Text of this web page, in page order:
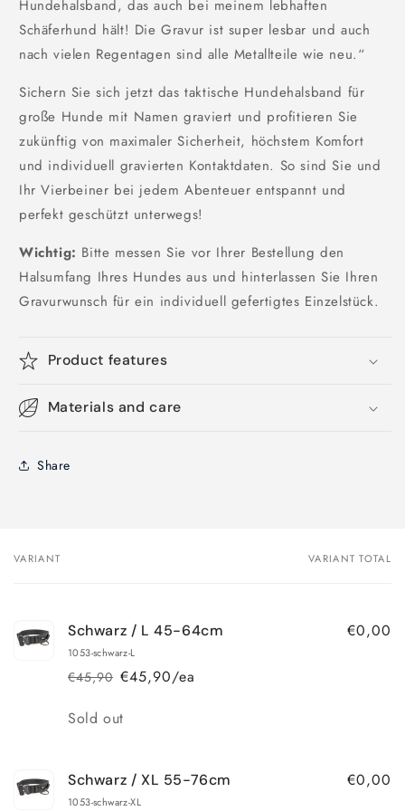
Hundehalsband, das auch bei meinem lebhaften
Schäferhund hält! Die Gravur ist super lesbar und auch
nach vielen Regentagen sind alle Metallteile wie neu.“
Sichern Sie sich jetzt das taktische Hundehalsband für
große Hunde mit Namen graviert und profitieren Sie
zukünftig von maximaler Sicherheit, höchstem Komfort
und individuell gravierten Kontaktdaten. So sind Sie und
Ihr Vierbeiner bei jedem Abenteuer entspannt und
perfekt geschützt unterwegs!
Wichtig: Bitte messen Sie vor Ihrer Bestellung den
Halsumfang Ihres Hundes aus und hinterlassen Sie Ihren
Gravurwunsch für ein individuell gefertigtes Einzelstück.
Product features
Materials and care
Share
Your
VARIANT VARIANT TOTAL
Schwarz / L 45-64cm
1053-schwarz-L
Regular
€45,90
Sale
€45,90/ea
€0,00
Quantity
Sold out
Schwarz / XL 55-76cm
1053-schwarz-XL
€0,00